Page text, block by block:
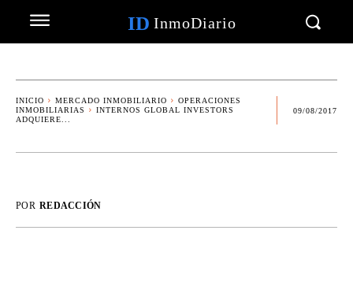
ID InmoDiario
INICIO MERCADO INMOBILIARIO
OPERACIONES
INMOBILIARIAS
INTERNOS GLOBAL INVESTORS
ADQUIERE...
09/08/2017
POR REDACCIÓN